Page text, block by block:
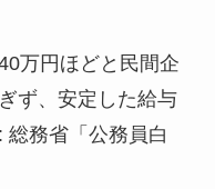
万円ほどと民間企
ず、安定した給与
務省「公務員白